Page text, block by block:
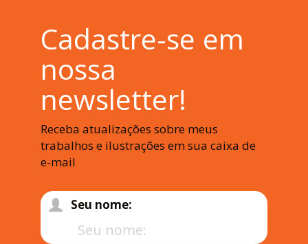
Cadastre-se em
nossa
newsletter!
Receba atualizações sobre meus
trabalhos e ilustrações em sua caixa de
e-mail
Seu nome: